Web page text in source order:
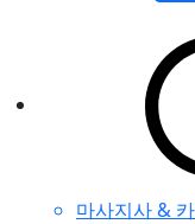
마사지사 &